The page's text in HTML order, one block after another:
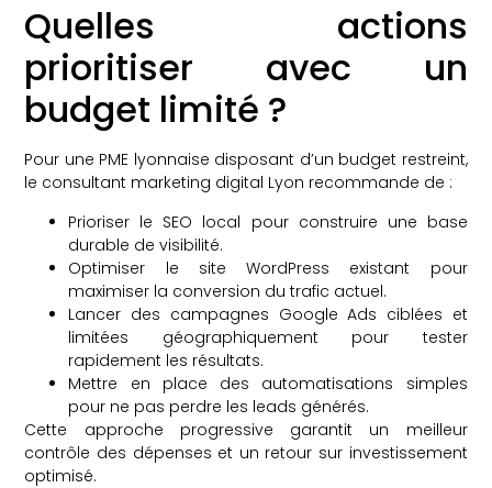
Quelles actions
prioritiser avec un
budget limité ?
Pour une PME lyonnaise disposant d’un budget restreint,
le consultant marketing digital Lyon recommande de :
Prioriser le SEO local pour construire une base
durable de visibilité.
Optimiser le site WordPress existant pour
maximiser la conversion du trafic actuel.
Lancer des campagnes Google Ads ciblées et
limitées géographiquement pour tester
rapidement les résultats.
Mettre en place des automatisations simples
pour ne pas perdre les leads générés.
Cette approche progressive garantit un meilleur
contrôle des dépenses et un retour sur investissement
optimisé.